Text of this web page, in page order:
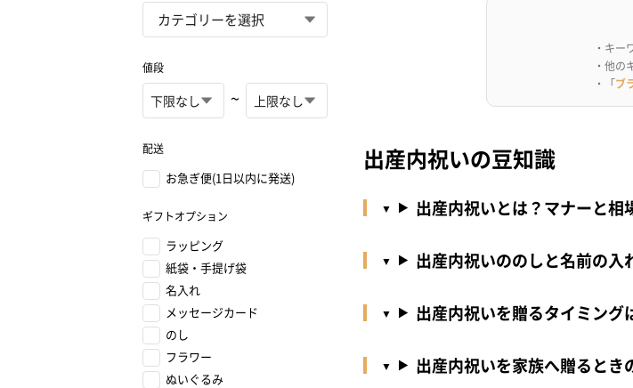
値段
~
配送
お急ぎ便(1日以内に発送)
ギフトオプション
ラッピング
紙袋・手提げ袋
名入れ
メッセージカード
のし
フラワー
ぬいぐるみ
・キー
・他の
・「ブ
出産内祝いの豆知識
出産内祝いとは？マナーと相
出産内祝いののしと名前の入
出産内祝いを贈るタイミング
出産内祝いを家族へ贈るとき